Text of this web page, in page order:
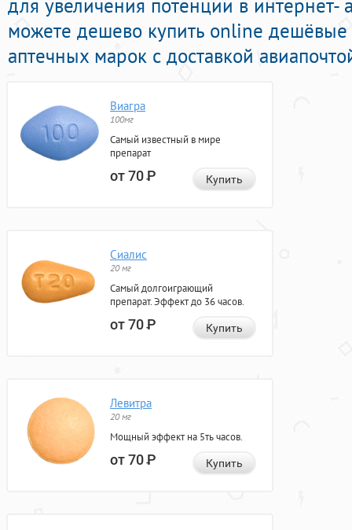
для увеличения потенции в интернет-
можете дешево купить online
аптечных марок с доставкой
Виагра
100мг
Самый известный в мире
препарат
от 70Р Купить
Сиалис
20 мг
Самый долгоиграющий
препарат. Эффект до 36 часов.
от 70Р Купить
Левитра
20 мг
Мощный эффект на 5ть часов.
от 70Р Купить